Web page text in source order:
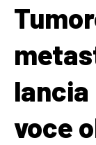
lancia
voce